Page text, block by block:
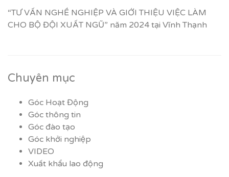
“TƯ VẤN NGHỀ NGHIỆP VÀ GIỚI THIỆU VIỆC LÀM
CHO BỘ ĐỘI XUẤT NGŨ” năm 2024 tại Vĩnh Thạnh
Chuyên mục
Góc Hoạt Động
Góc thông tin
Góc đào tạo
Góc khởi nghiệp
VIDEO
Xuất khẩu lao động